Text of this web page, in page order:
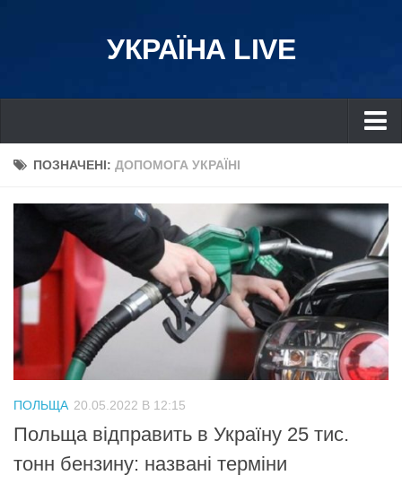
УКРАЇНА LIVE
Україна
Львів
Івано-Франківськ
Харків
Донбас
Одеса
Схід
Прикарпаття
Економіка
ПОЗНАЧЕНІ: ДОПОМОГА УКРАЇНІ
ПОЛЬЩА 20.05.2022 В 12:15
Польща відправить в Україну 25 тис.
тонн бензину: названі терміни